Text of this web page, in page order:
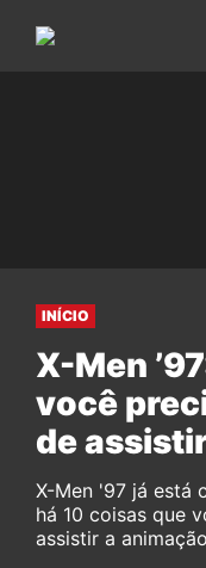
INÍCIO
X-Men
você
de
X-Men '97 já está
há 10 coisas que
assistir a